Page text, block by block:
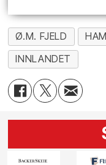
Ø.M. FJELD
INNLANDET